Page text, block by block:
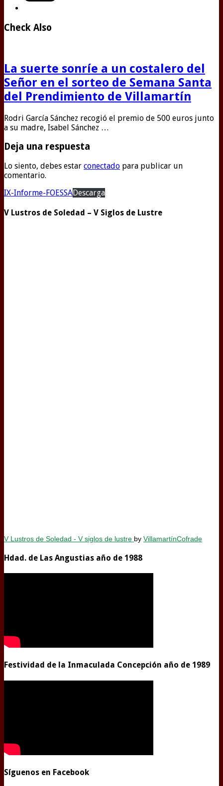
Check Also
La suerte sonríe a un costalero del
Señor en el sorteo de Semana Santa
del Prendimiento de Villamartín
Rodri García Sánchez recogió el premio de 500 euros junto
a su madre, Isabel Sánchez …
Deja una respuesta
Lo siento, debes estar conectado para publicar un
comentario.
IX-Informe-FOESSADescarga
V Lustros de Soledad – V Siglos de Lustre
V Lustros de Soledad - V siglos de lustre by VillamartínCofrade
Hdad. de Las Angustias año de 1988
Festividad de la Inmaculada Concepción año de 1989
Síguenos en Facebook